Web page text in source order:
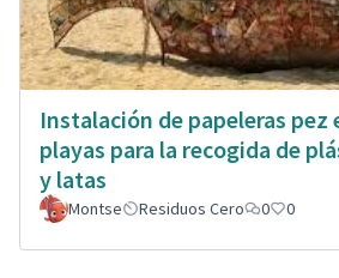
Instalación de papeleras pez
playas para la recogida de
y latas
Montse Residuos Cero 0 0